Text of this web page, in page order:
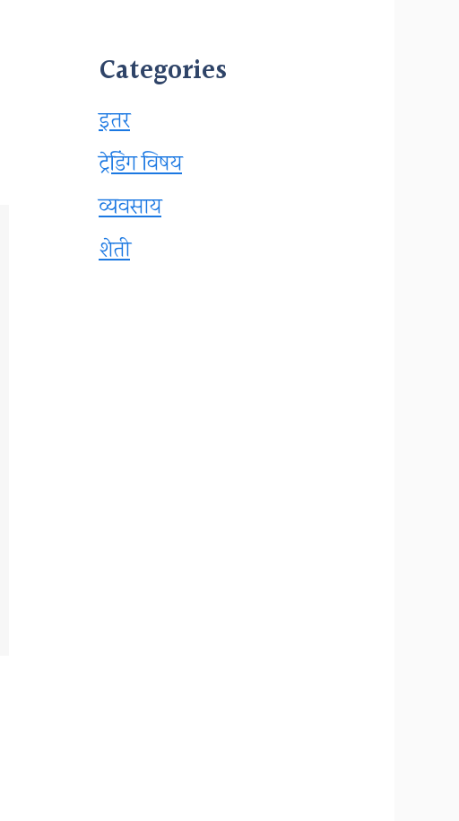
Categories
इतर
ट्रेडिंग विषय
व्यवसाय
शेती